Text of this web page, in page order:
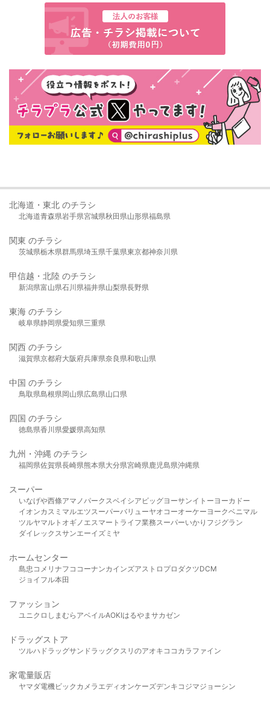
北海道・東北 のチラシ
北海道青森県岩手県宮城県秋田県山形県福島県
関東 のチラシ
茨城県栃木県群馬県埼玉県千葉県東京都神奈川県
甲信越・北陸 のチラシ
新潟県富山県石川県福井県山梨県長野県
東海 のチラシ
岐阜県静岡県愛知県三重県
関西 のチラシ
滋賀県京都府大阪府兵庫県奈良県和歌山県
中国 のチラシ
鳥取県島根県岡山県広島県山口県
四国 のチラシ
徳島県香川県愛媛県高知県
九州・沖縄 のチラシ
福岡県佐賀県長崎県熊本県大分県宮崎県鹿児島県沖縄県
スーパー
いなげや西條アマノパークスベイシア ビッグヨーサンイトーヨーカドー
イオンカスミ マルエツスーパーバリューヤオコーオーケー ヨークベニマル
ツルヤマルト オギノ エスマート ライフ業務スーパーいかり フジグラン
ダイレックスサンエーイズミヤ
ホームセンター
島忠 コメリ ナフコ コーナンカインズアストロプロダクツDCM
ジョイフル本田
ファッション
ユニクロ しまむら アベイルAOKIはるやま サカゼン
ドラッグストア
ツルハドラッグサンドラッグクスリのアオキ ココカラファイン
家電量販店
ヤマダ電機ビックカメラ エディオンケーズデンキ コジマジョーシン